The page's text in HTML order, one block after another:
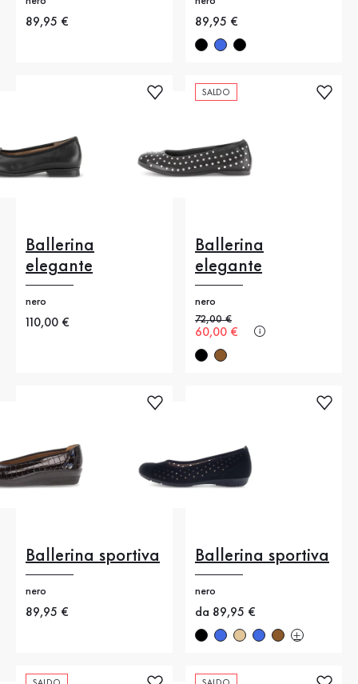
Nuovo prezzo
89,95 € Nuovo prezzo
89,95 €
Ballerina
elegante
nero
Nuovo prezzo
110,00 €
SALDO
Ballerina
elegante
nero
Prezzo precedente
72,00 €
Nuovo prezzo
60,00 €
Ballerina sportiva
nero
Nuovo prezzo
89,95 €
Ballerina sportiva
nero
Nuovo prezzo
da 89,95 €